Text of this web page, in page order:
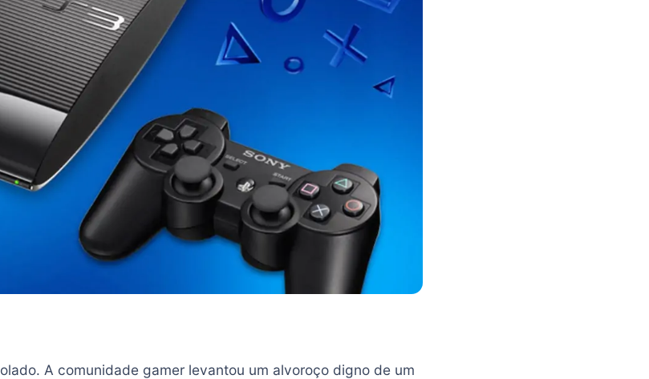
A comunidade gamer levantou um alvoroço digno de um